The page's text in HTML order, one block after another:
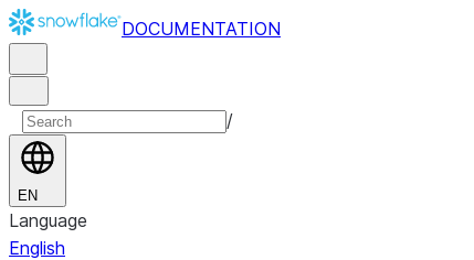
DOCUMENTATION
/
EN
Language
English